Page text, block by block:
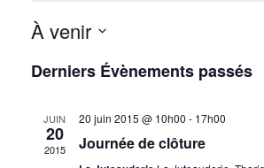
À venir
une
Derniers Évènements passés
JUIN
20
2015
20 juin 2015 @ 10h00 - 17h00
Journée de clôture